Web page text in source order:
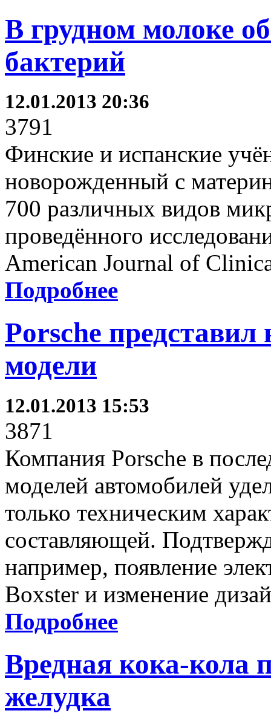
В грудном молоке
бактерий
12.01.2013 20:36
3791
Финские и испанские
новорожденный с
700 различных видов
проведённого
American Journal of
Подробнее
Porsche
модели
12.01.2013 15:53
3871
Компания Porsche в
моделей автомобилей
только техническим
составляющей.
например, появление
Boxster и изменение
Подробнее
Вредная кока-кола
желудка